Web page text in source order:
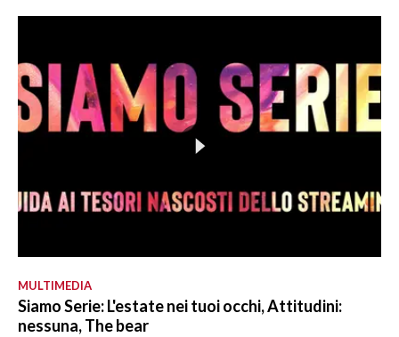
MULTIMEDIA
Siamo Serie: L'estate nei tuoi occhi, Attitudini:
nessuna, The bear